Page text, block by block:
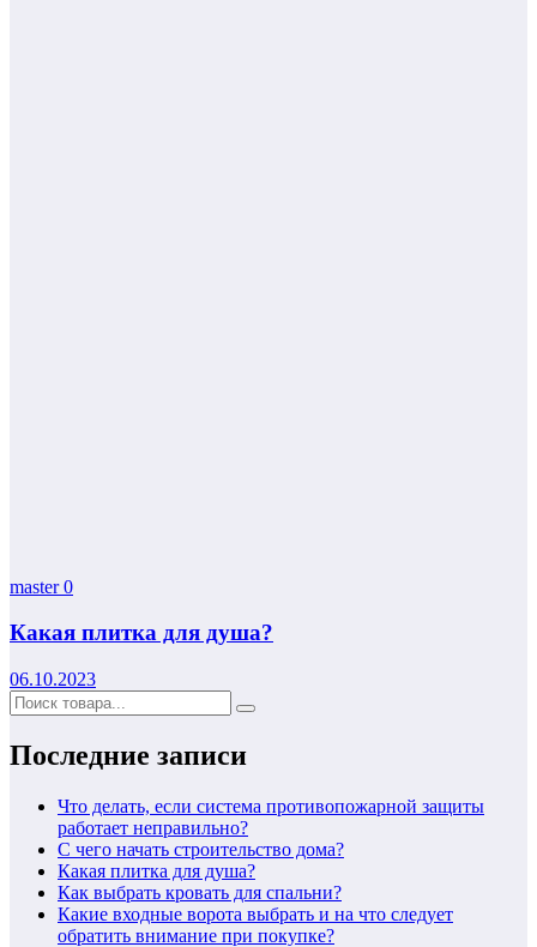
master0
Какая плитка для душа?
06.10.2023
Последние записи
Что делать, если система противопожарной защиты
работает неправильно?
С чего начать строительство дома?
Какая плитка для душа?
Как выбрать кровать для спальни?
Какие входные ворота выбрать и на что следует
обратить внимание при покупке?